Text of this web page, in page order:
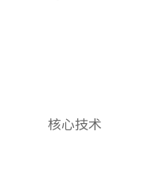
核心技术